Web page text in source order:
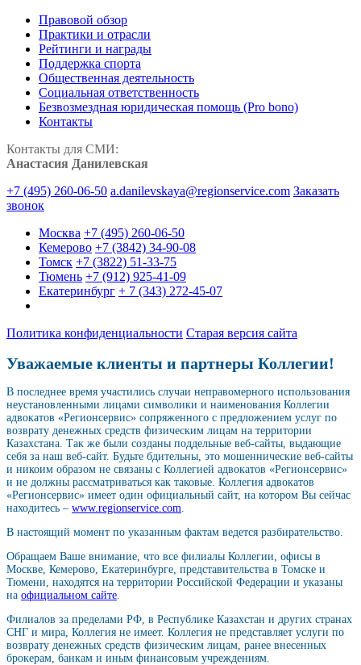
Правовой обзор
Практики и отрасли
Рейтинги и награды
Поддержка спорта
Общественная деятельность
Социальная ответственность
Безвозмездная юридическая помощь (Pro bono)
Контакты
Контакты для СМИ:
Анастасия Данилевская
+7 (495) 260-06-50 a.danilevskaya@regionservice.com Заказать
звонок
Москва +7 (495) 260-06-50
Кемерово +7 (3842) 34-90-08
Томск +7 (3822) 51-33-75
Тюмень +7 (912) 925-41-09
Екатеринбург + 7 (343) 272-45-07
Политика конфиденциальности Старая версия сайта
Уважаемые клиенты и партнеры Коллегии!
В последнее время участились случаи неправомерного использования
неустановленными лицами символики и наименования Коллегии
адвокатов «Регионсервис» сопряженного с предложением услуг по
возврату денежных средств физическим лицам на территории
Казахстана. Так же были созданы поддельные веб-сайты, выдающие
себя за наш веб-сайт. Будьте бдительны, это мошеннические веб-сайты
и никоим образом не связаны с Коллегией адвокатов «Регионсервис»
и не должны рассматриваться как таковые. Коллегия адвокатов
«Регионсервис» имеет один официальный сайт, на котором Вы сейчас
находитесь – www.regionservice.com
В настоящий момент по указанным фактам ведется разбирательство.
Обращаем Ваше внимание, что все филиалы Коллегии, офисы в
Москве, Кемерово, Екатеринбурге, представительства в Томске и
Тюмени, находятся на территории Российской Федерации и указаны
на официальном сайте
Филиалов за пределами РФ, в Республике Казахстан и других странах
СНГ и мира, Коллегия не имеет. Коллегия не представляет услуги по
возврату денежных средств физическим лицам, ранее внесенных
брокерам, банкам и иным финансовым учреждениям.